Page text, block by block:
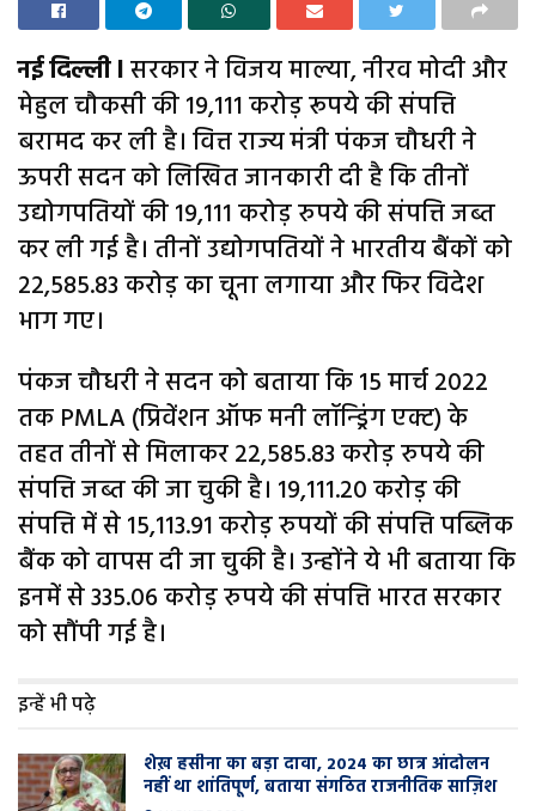
नई दिल्ली lसरकार ने विजय माल्या, नीरव मोदी और
मेहुल चौकसी की 19,111 करोड़ रूपये की संपत्ति
बरामद कर ली है। वित्त राज्य मंत्री पंकज चौधरी ने
ऊपरी सदन को लिखित जानकारी दी है कि तीनों
उद्योगपतियों की 19,111 करोड़ रुपये की संपत्ति जब्त
कर ली गई है। तीनों उद्योगपतियों ने भारतीय बैंकों को
22,585.83 करोड़ का चूना लगाया और फिर विदेश
भाग गए।
पंकज चौधरी ने सदन को बताया कि 15 मार्च 2022
तक PMLA (प्रिवेंशन ऑफ मनी लॉन्ड्रिंग एक्ट) के
तहत तीनों से मिलाकर 22,585.83 करोड़ रुपये की
संपत्ति जब्त की जा चुकी है। 19,111.20 करोड़ की
संपत्ति में से 15,113.91 करोड़ रुपयों की संपत्ति पब्लिक
बैंक को वापस दी जा चुकी है। उन्होंने ये भी बताया कि
इनमें से 335.06 करोड़ रुपये की संपत्ति भारत सरकार
को सौंपी गई है।
इन्हें भी पढ़े
शेख़ हसीना का बड़ा दावा, 2024 का छात्र आंदोलन
नहीं था शांतिपूर्ण, बताया संगठित राजनीतिक साज़िश